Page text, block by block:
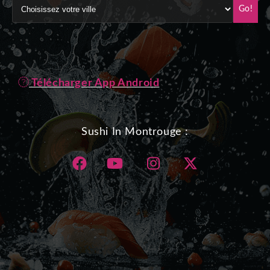
Go!
Télécharger App Android
Sushi In Montrouge :